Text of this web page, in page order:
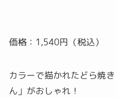
価格：1,540円（税込）
カラーで描かれたどら焼
ん」がおしゃれ！